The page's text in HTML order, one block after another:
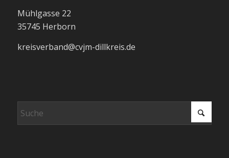
Mühlgasse 22
35745 Herborn
kreisverband@cvjm-dillkreis.de